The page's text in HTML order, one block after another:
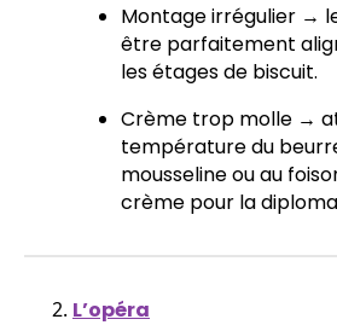
Montage irrégulier →
être parfaitement
les étages de biscuit.
Crème trop molle →
température du
mousseline ou au
crème pour la
L’opéra